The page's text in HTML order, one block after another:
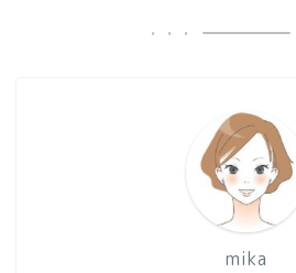
mika